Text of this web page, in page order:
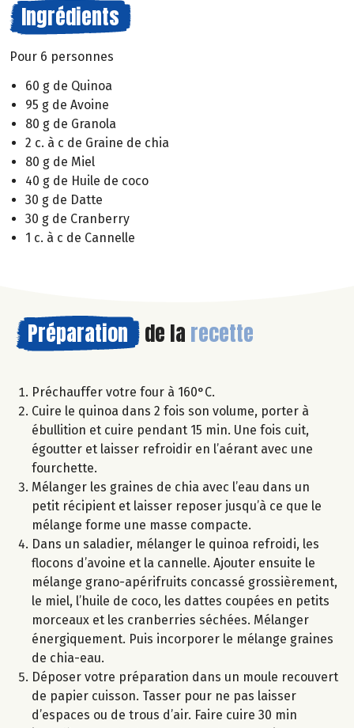
Ingrédients
Pour 6 personnes
60 g de Quinoa
95 g de Avoine
80 g de Granola
2 c. à c de Graine de chia
80 g de Miel
40 g de Huile de coco
30 g de Datte
30 g de Cranberry
1 c. à c de Cannelle
Préparation de la recette
Préchauffer votre four à 160°C.
Cuire le quinoa dans 2 fois son volume, porter à
ébullition et cuire pendant 15 min. Une fois cuit,
égoutter et laisser refroidir en l’aérant avec une
fourchette.
Mélanger les graines de chia avec l’eau dans un
petit récipient et laisser reposer jusqu’à ce que le
mélange forme une masse compacte.
Dans un saladier, mélanger le quinoa refroidi, les
flocons d’avoine et la cannelle. Ajouter ensuite le
mélange grano-apérifruits concassé grossièrement,
le miel, l’huile de coco, les dattes coupées en petits
morceaux et les cranberries séchées. Mélanger
énergiquement. Puis incorporer le mélange graines
de chia-eau.
Déposer votre préparation dans un moule recouvert
de papier cuisson. Tasser pour ne pas laisser
d’espaces ou de trous d’air. Faire cuire 30 min